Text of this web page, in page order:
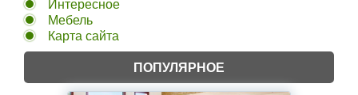
Мебель
Карта сайта
ПОПУЛЯРНОЕ